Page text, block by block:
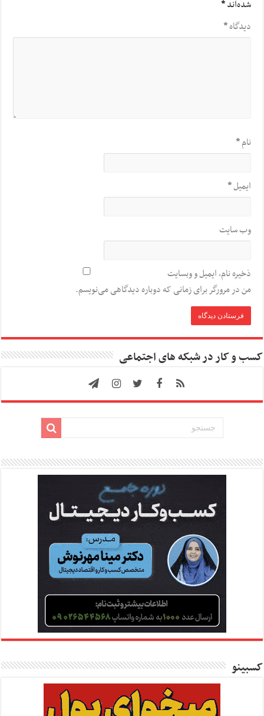
شده‌اند*
دیدگاه*
نام*
ایمیل*
وب‌ سایت
ذخیره نام، ایمیل و وبسایت
من در مرورگر برای زمانی که دوباره دیدگاهی می‌نویسم.
کسب و کار در شبکه های اجتماعی
کسبینو